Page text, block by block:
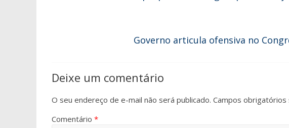
Governo articula ofensiva no
Deixe um comentário
O seu endereço de e-mail não será publicado. Campos obrigatórios
Comentário *